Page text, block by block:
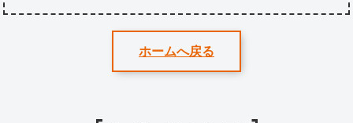
ホームへ戻る